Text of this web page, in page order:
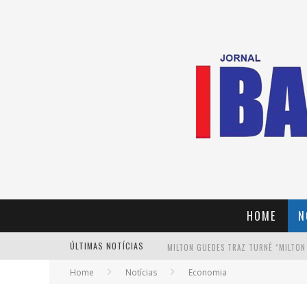
HOME
ÚLTIMAS NOTÍCIAS MILTON GUEDES TRAZ TURNÊ
Home Notícias Economia